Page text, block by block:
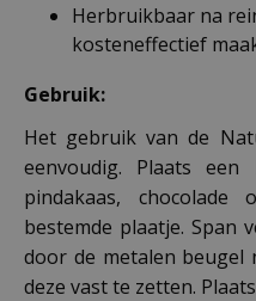
Herbruikbaar na
kosteneffectief
Gebruik:
Het gebruik van de
eenvoudig. Plaats
pindakaas,
bestemde plaatje. Span
door de metalen beugel
deze vast te zetten.